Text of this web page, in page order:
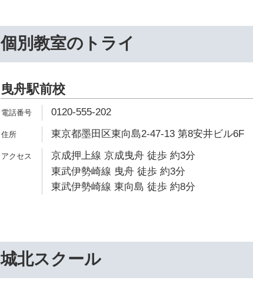
個別教室のトライ
曳舟駅前校
0120-555-202
東京都墨田区東向島2-47-13 第8安井ビル6F
京成押上線 京成曳舟 徒歩 約3分
東武伊勢崎線 曳舟 徒歩 約3分
東武伊勢崎線 東向島 徒歩 約8分
城北スクール